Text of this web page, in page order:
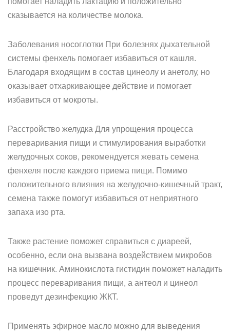
сказывается на количестве молока.
Заболевания носоглотки При болезнях дыхательной
системы фенхель помогает избавиться от кашля.
Благодаря входящим в состав цинеолу и анетолу, но
оказывает отхаркивающее действие и помогает
избавиться от мокроты.
Расстройство желудка Для упрощения процесса
переваривания пищи и стимулирования выработки
желудочных соков, рекомендуется жевать семена
фенхеля после каждого приема пищи. Помимо
положительного влияния на желудочно-кишечный тракт,
семена также помогут избавиться от неприятного
запаха изо рта.
Также растение поможет справиться с диареей,
особенно, если она вызвана воздействием микробов
на кишечник. Аминокислота гистидин поможет наладить
процесс переваривания пищи, а антеол и цинеол
проведут дезинфекцию ЖКТ.
Применять эфирное масло можно для выведения